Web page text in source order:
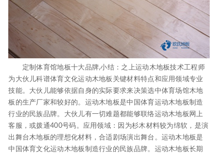
定制体育馆地板十大品牌,小结：之上运动木地板技术工程师
为大伙儿科谱体育文化运动木地板关键材料特点和应用领域专业
技能。大伙儿能够依据自身的实际要求来决策选中体育场馆木地
板的生产厂家和较好的。运动木地板是中国体育运动木地板制造
行业的民族品牌。大伙儿有一切难题都能够联络运动木地板网上
客服，或拨通400号码。应用领域：因为杉木材料较为绵软，是演
出舞台木地板的理想化材料，合适剧场演出舞台。运动木地板是
中国体育文化运动木地板制造行业的民族品牌。运动木地板长期